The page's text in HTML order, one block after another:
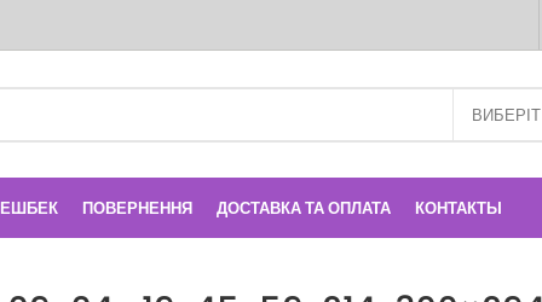
ПОВЕРНЕННЯ ДОСТАВКА ТА ОПЛАТА КОНТАКТЫ